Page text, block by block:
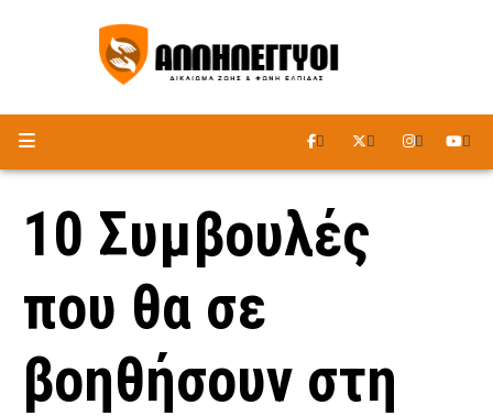
ΑΚΟΥΣΤΕ ΤΟ ΡΑΔΙΟΦΩΝΟ
10 Συμβουλές
που θα σε
βοηθήσουν στη